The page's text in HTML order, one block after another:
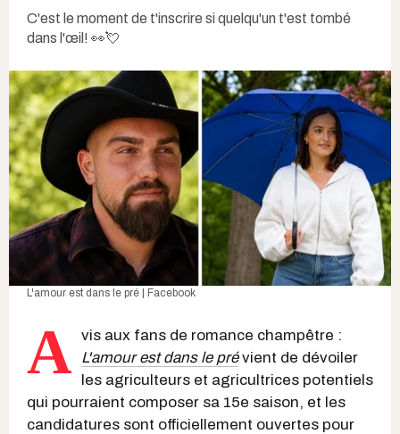
C'est le moment de t'inscrire si quelqu'un t'est tombé
dans l'œil! 👀💘
L'amour est dans le pré | Facebook
A vis aux fans de romance champêtre :
L'amour est dans le prévient de dévoiler
les agriculteurs et agricultrices potentiels
qui pourraient composer sa 15e saison, et les
candidatures sont officiellement ouvertes pour